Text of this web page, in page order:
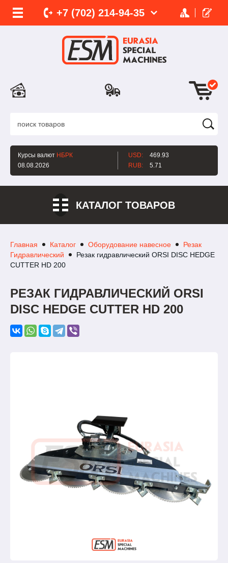
+7 (702) 214-94-35
Курсы валют НБРК
08.08.2026
USD:
469.93
RUB:
5.71
КАТАЛОГ ТОВАРОВ
Главная Каталог Оборудование навесное
Резак
Гидравлический
Резак гидравлический ORSI DISC HEDGE
CUTTER HD 200
РЕЗАК ГИДРАВЛИЧЕСКИЙ ORSI
DISC HEDGE CUTTER HD 200